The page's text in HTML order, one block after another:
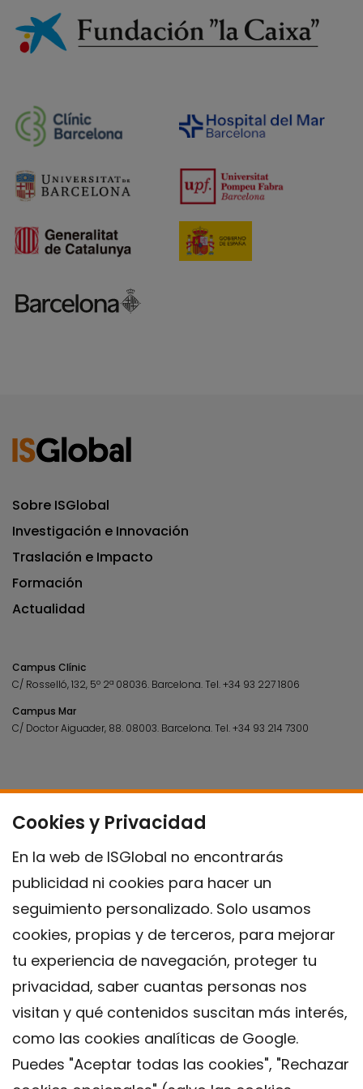
Cookies y Privacidad
En la web de ISGlobal no encontrarás
publicidad ni cookies para hacer un
seguimiento personalizado. Solo usamos
cookies, propias y de terceros, para mejorar
tu experiencia de navegación, proteger tu
privacidad, saber cuantas personas nos
visitan y qué contenidos suscitan más interés,
como las cookies analíticas de Google.
Puedes "Aceptar todas las cookies", "Rechazar
Sobre ISGlobal
Investigación e Innovación
Traslación e Impacto
Formación
Actualidad
Campus Clínic
C/ Rosselló, 132, 5º 2ª 08036. Barcelona.Tel.+34 93 227 1806
Campus Mar
C/ Doctor Aiguader, 88. 08003. Barcelona.Tel.+34 93 214 7300